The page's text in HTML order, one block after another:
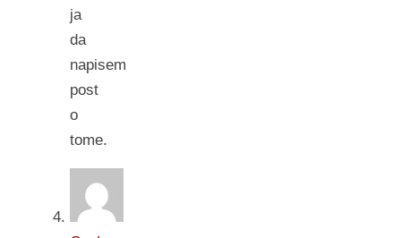
ja
da
napisem
post
o
tome.